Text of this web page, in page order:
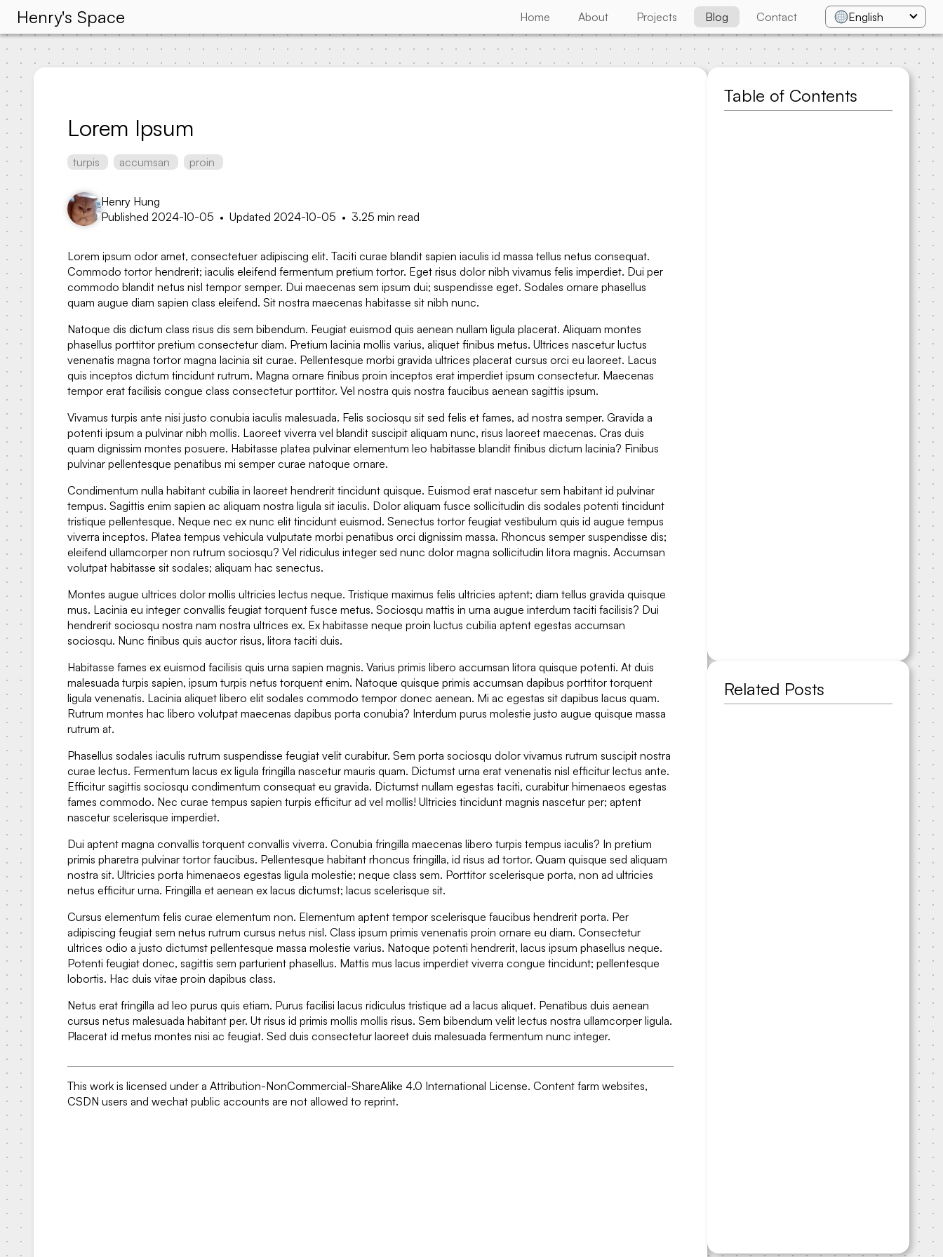
Henry's Space Home About Projects Blog Contact English
Lorem Ipsum
turpis accumsan proin
Henry Hung
Published 2024-10-05 • Updated 2024-10-05 • 3.25 min read
Lorem ipsum odor amet, consectetuer adipiscing elit. Taciti curae blandit sapien iaculis id massa tellus netus consequat.
Commodo tortor hendrerit; iaculis eleifend fermentum pretium tortor. Eget risus dolor nibh vivamus felis imperdiet. Dui per
commodo blandit netus nisl tempor semper. Dui maecenas sem ipsum dui; suspendisse eget. Sodales ornare phasellus
quam augue diam sapien class eleifend. Sit nostra maecenas habitasse sit nibh nunc.
Natoque dis dictum class risus dis sem bibendum. Feugiat euismod quis aenean nullam ligula placerat. Aliquam montes
phasellus porttitor pretium consectetur diam. Pretium lacinia mollis varius, aliquet finibus metus. Ultrices nascetur luctus
venenatis magna tortor magna lacinia sit curae. Pellentesque morbi gravida ultrices placerat cursus orci eu laoreet. Lacus
quis inceptos dictum tincidunt rutrum. Magna ornare finibus proin inceptos erat imperdiet ipsum consectetur. Maecenas
tempor erat facilisis congue class consectetur porttitor. Vel nostra quis nostra faucibus aenean sagittis ipsum.
Vivamus turpis ante nisi justo conubia iaculis malesuada. Felis sociosqu sit sed felis et fames, ad nostra semper. Gravida a
potenti ipsum a pulvinar nibh mollis. Laoreet viverra vel blandit suscipit aliquam nunc, risus laoreet maecenas. Cras duis
quam dignissim montes posuere. Habitasse platea pulvinar elementum leo habitasse blandit finibus dictum lacinia? Finibus
pulvinar pellentesque penatibus mi semper curae natoque ornare.
Condimentum nulla habitant cubilia in laoreet hendrerit tincidunt quisque. Euismod erat nascetur sem habitant id pulvinar
tempus. Sagittis enim sapien ac aliquam nostra ligula sit iaculis. Dolor aliquam fusce sollicitudin dis sodales potenti tincidunt
tristique pellentesque. Neque nec ex nunc elit tincidunt euismod. Senectus tortor feugiat vestibulum quis id augue tempus
viverra inceptos. Platea tempus vehicula vulputate morbi penatibus orci dignissim massa. Rhoncus semper suspendisse dis;
eleifend ullamcorper non rutrum sociosqu? Vel ridiculus integer sed nunc dolor magna sollicitudin litora magnis. Accumsan
volutpat habitasse sit sodales; aliquam hac senectus.
Montes augue ultrices dolor mollis ultricies lectus neque. Tristique maximus felis ultricies aptent; diam tellus gravida quisque
mus. Lacinia eu integer convallis feugiat torquent fusce metus. Sociosqu mattis in urna augue interdum taciti facilisis? Dui
hendrerit sociosqu nostra nam nostra ultrices ex. Ex habitasse neque proin luctus cubilia aptent egestas accumsan
sociosqu. Nunc finibus quis auctor risus, litora taciti duis.
Habitasse fames ex euismod facilisis quis urna sapien magnis. Varius primis libero accumsan litora quisque potenti. At duis
malesuada turpis sapien, ipsum turpis netus torquent enim. Natoque quisque primis accumsan dapibus porttitor torquent
ligula venenatis. Lacinia aliquet libero elit sodales commodo tempor donec aenean. Mi ac egestas sit dapibus lacus quam.
Rutrum montes hac libero volutpat maecenas dapibus porta conubia? Interdum purus molestie justo augue quisque massa
rutrum at.
Phasellus sodales iaculis rutrum suspendisse feugiat velit curabitur. Sem porta sociosqu dolor vivamus rutrum suscipit nostra
curae lectus. Fermentum lacus ex ligula fringilla nascetur mauris quam. Dictumst urna erat venenatis nisl efficitur lectus ante.
Efficitur sagittis sociosqu condimentum consequat eu gravida. Dictumst nullam egestas taciti, curabitur himenaeos egestas
fames commodo. Nec curae tempus sapien turpis efficitur ad vel mollis! Ultricies tincidunt magnis nascetur per; aptent
nascetur scelerisque imperdiet.
Dui aptent magna convallis torquent convallis viverra. Conubia fringilla maecenas libero turpis tempus iaculis? In pretium
primis pharetra pulvinar tortor faucibus. Pellentesque habitant rhoncus fringilla, id risus ad tortor. Quam quisque sed aliquam
nostra sit. Ultricies porta himenaeos egestas ligula molestie; neque class sem. Porttitor scelerisque porta, non ad ultricies
netus efficitur urna. Fringilla et aenean ex lacus dictumst; lacus scelerisque sit.
Cursus elementum felis curae elementum non. Elementum aptent tempor scelerisque faucibus hendrerit porta. Per
adipiscing feugiat sem netus rutrum cursus netus nisl. Class ipsum primis venenatis proin ornare eu diam. Consectetur
ultrices odio a justo dictumst pellentesque massa molestie varius. Natoque potenti hendrerit, lacus ipsum phasellus neque.
Potenti feugiat donec, sagittis sem parturient phasellus. Mattis mus lacus imperdiet viverra congue tincidunt; pellentesque
lobortis. Hac duis vitae proin dapibus class.
Netus erat fringilla ad leo purus quis etiam. Purus facilisi lacus ridiculus tristique ad a lacus aliquet. Penatibus duis aenean
cursus netus malesuada habitant per. Ut risus id primis mollis mollis risus. Sem bibendum velit lectus nostra ullamcorper ligula.
Placerat id metus montes nisi ac feugiat. Sed duis consectetur laoreet duis malesuada fermentum nunc integer.
This work is licensed under a Attribution-NonCommercial-ShareAlike 4.0 International License. Content farm websites,
CSDN users and wechat public accounts are not allowed to reprint.
Table of Contents
Related Posts